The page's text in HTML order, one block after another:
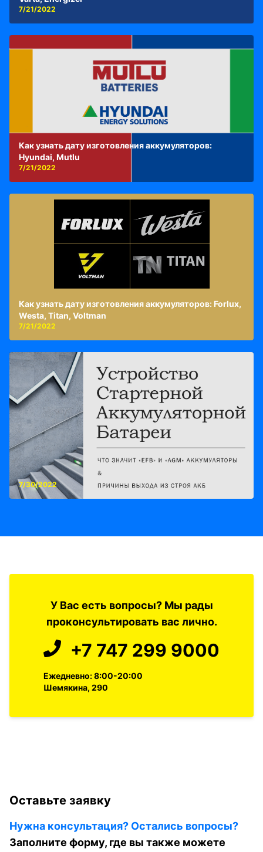
7/21/2022
Как узнать дату изготовления аккумуляторов:
Hyundai, Mutlu
7/21/2022
Как узнать дату изготовления аккумуляторов: Forlux,
Westa, Titan, Voltman
7/21/2022
7/30/2022
У Вас есть вопросы? Мы рады
проконсультировать вас лично.
+7 747 299 9000
Ежедневно: 8:00-20:00
Шемякина, 290
Оставьте заявку
Нужна консультация? Остались вопросы?
Заполните форму, где вы также можете